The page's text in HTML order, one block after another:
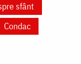
sfânt
Condac